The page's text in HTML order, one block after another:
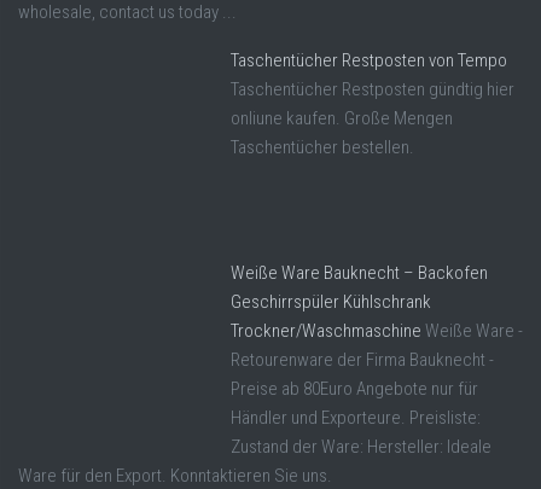
wholesale, contact us today ...
Taschentücher Restposten von Tempo
Taschentücher Restposten gündtig hier
onliune kaufen. Große Mengen
Taschentücher bestellen.
Weiße Ware Bauknecht – Backofen
Geschirrspüler Kühlschrank
Trockner/Waschmaschine Weiße Ware -
Retourenware der Firma Bauknecht -
Preise ab 80Euro Angebote nur für
Händler und Exporteure. Preisliste:
Zustand der Ware: Hersteller: Ideale
Ware für den Export. Konntaktieren Sie uns.